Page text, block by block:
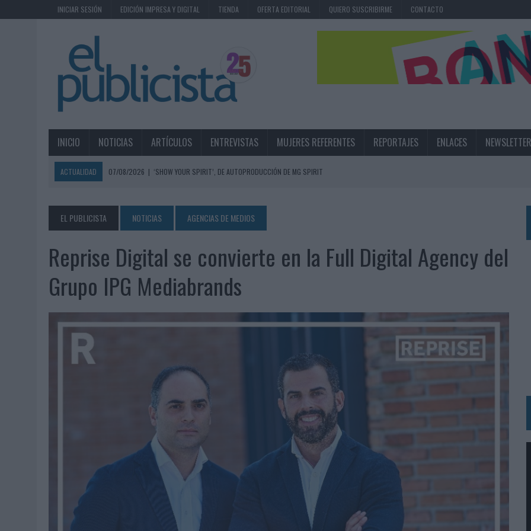
INICIAR SESIÓN EDICIÓN IMPRESA Y DIGITAL TIENDA OFERTA EDITORIAL QUIERO SUSCRIBIRME CONTACTO
INICIO NOTICIAS ARTÍCULOS ENTREVISTAS MUJERES REFERENTES REPORTAJES ENLACES NEWSLETTER
ACTUALIDAD 07/08/2026 | ‘SHOW YOUR SPIRIT’, DE AUTOPRODUCCIÓN DE MG SPIRIT
07/08/2026 | MG SPIRIT RELANZA SU MARCA CON UNA ESTRATEGIA 360º CENTRADA EN EL ORIGEN BARCELONÉS
07/08/2026
PATRÓN CONVIERTE EL NUEVO SINGLE DE ARÓN PIPER EN UNA EXPERIENCIA DE MARCA EN IBIZA
07/08/2026
EL VERANO PONE A PRUEBA LA ESTRATEGIA DIGITAL DE LAS MARCAS
07/08/2026
VUELING CONVIERTE LOS RECUERDOS EN SOUVENIRS CON IA
06/08/2026 | ‘LA VUELTA’, DE FENOMENAL PARA MÁLAGA CF
06/08/2026
06/08/2026
LA TELEVISIÓN SIGUE LIDERANDO EL CONSUMO DE MEDIOS EN VERANO Y SUPERA AL MÓVIL COMO DISPOSITIVO MÁS UTILIZADO
EL USO DE LA IA GENERATIVA ALCANZA YA AL 62% DE LOS ESPAÑOLES
SYSTEM1 NOMBRA A KIMBERLY BASTONI COMO NUEVA DIRECTORA COMERCIAL GLOBAL
FRIGO Y UNIQLO LANZAN UNA COLECCIÓN PERSONALIZABLE INSPIRADA EN CORNETTO, CALIPPO Y SOLERO
LA IA ESTÁ SUBIENDO EL LISTÓN DE LA CREATIVIDAD
| BEON WORLDWIDE LANZA RAÍZ URBANA PARA TRANSFORMAR EL PATRIMONIO HISTÓRICO EN ACTIVOS CULTURALES Y ECONÓMICOS
05/08/2026
FABRA COMUNICACIÓN INCORPORA A CASONÁ Y ASUME LA GESTIÓN DE SUS RELACIONES CON LOS MEDIOS
05/08/2026
LOPESAN HOTELS & RESORTS ACERCA EL PARAÍSO CANARIO EN SU ÚLTIMA CAMPAÑA INTERNACIONAL
05/08/2026
LUIS ARQUILLOS (BURGO DE ARIAS): “LA CONSTRUCCIÓN DE MARCA A LARGO PLAZO Y LA MEDICIÓN SON DOS CARAS DE LA MISMA
EL PUBLICISTA NOTICIAS AGENCIAS DE MEDIOS
Reprise Digital se convierte en la Full Digital Agency del
Grupo IPG Mediabrands